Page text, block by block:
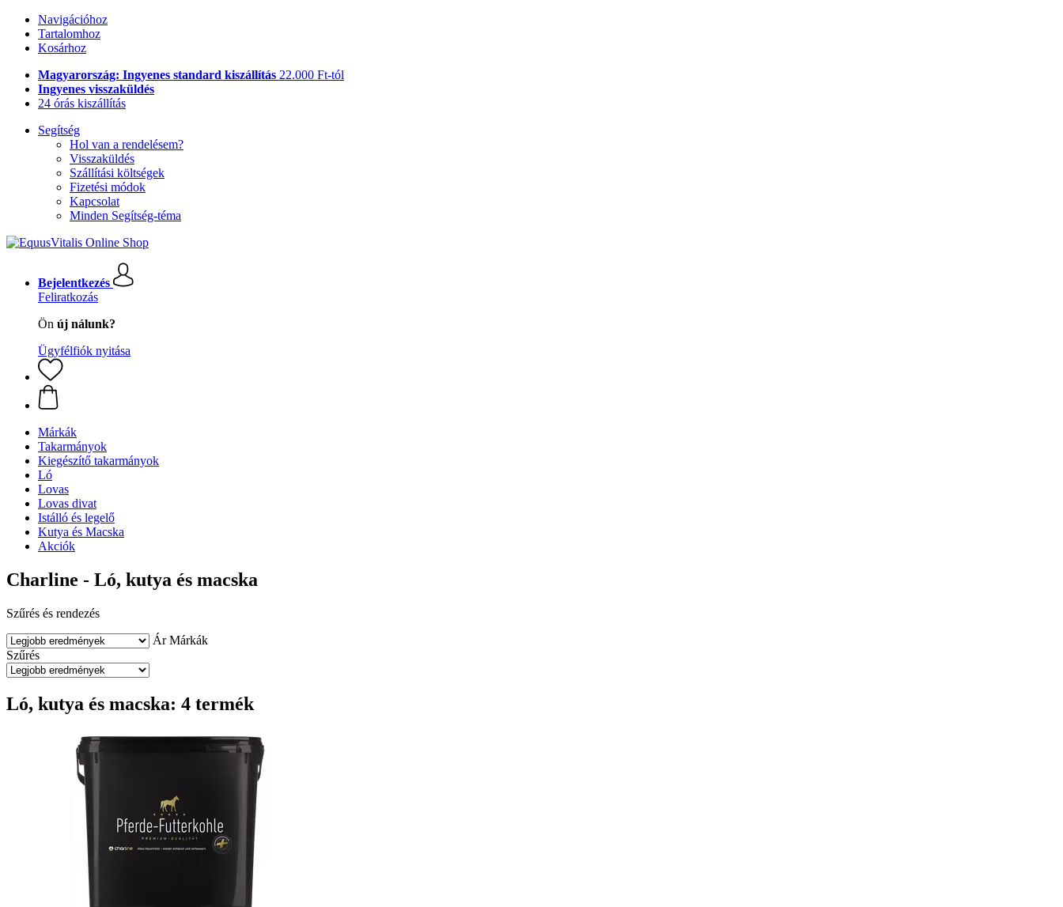
Navigációhoz
Tartalomhoz
Kosárhoz
Magyarország: Ingyenes standard kiszállítás 22.000 Ft-tól
Ingyenes visszaküldés
24 órás kiszállítás
Segítség
Hol van a rendelésem?
Visszaküldés
Szállítási költségek
Fizetési módok
Kapcsolat
Minden Segítség-téma
Bejelentkezés
Feliratkozás
Ön új nálunk?
Ügyfélfiók nyitása
Márkák
Takarmányok
Kiegészítő takarmányok
Ló
Lovas
Lovas divat
Istálló és legelő
Kutya és Macska
Akciók
Charline - Ló, kutya és macska
Szűrés és rendezés
Ár Márkák
Szűrés
Ló, kutya és macska: 4 termék